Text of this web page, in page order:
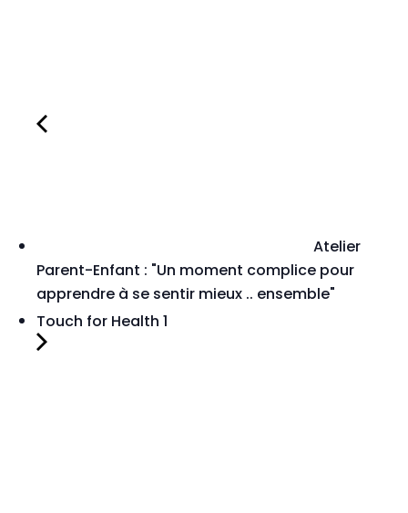
Atelier
Parent-Enfant : "Un moment complice pour
apprendre à se sentir mieux .. ensemble"
Touch for Health 1